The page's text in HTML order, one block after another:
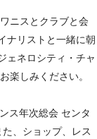
ニスとクラブと会
ナリストと一緒に朝
ェネロシティ・チャ
楽しみください。
ス年次総会 センタ
、ショップ、レス